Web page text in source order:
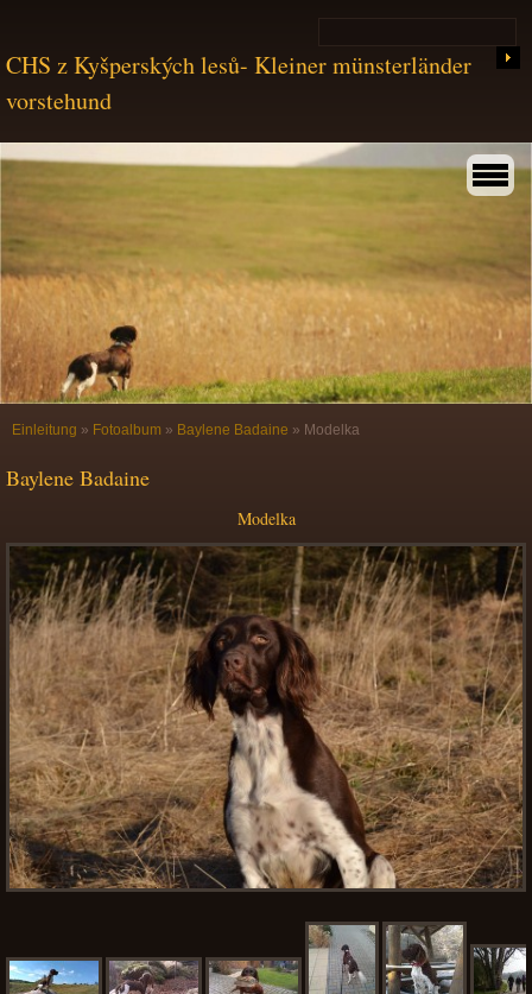
CHS z Kyšperských lesů- Kleiner münsterländer
vorstehund
Einleitung » Fotoalbum » Baylene Badaine » Modelka
Baylene Badaine
Modelka